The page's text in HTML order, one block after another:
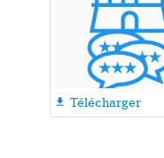
 Télécharger